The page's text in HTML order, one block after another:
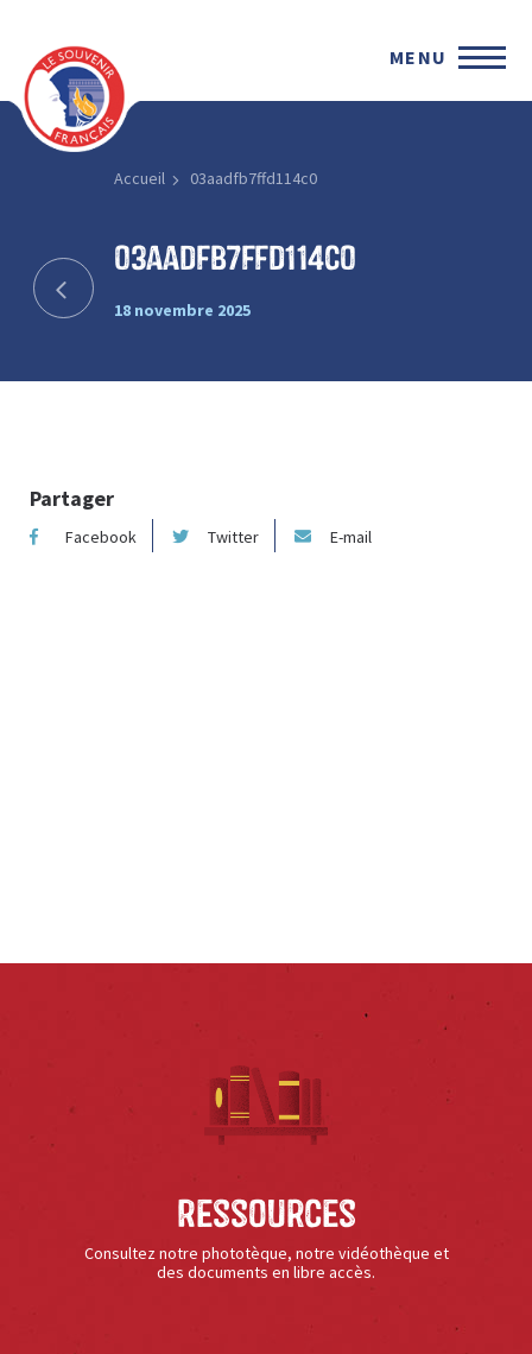
MENU
Accueil 03aadfb7ffd114c0
03aadfb7ffd114c0
18 novembre 2025
Partager
Facebook Twitter E-mail
Ressources
Consultez notre phototèque, notre vidéothèque et
des documents en libre accès.